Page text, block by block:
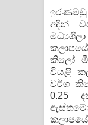
අදින්
කිලෝ
වියළි
වර්ග
0.25